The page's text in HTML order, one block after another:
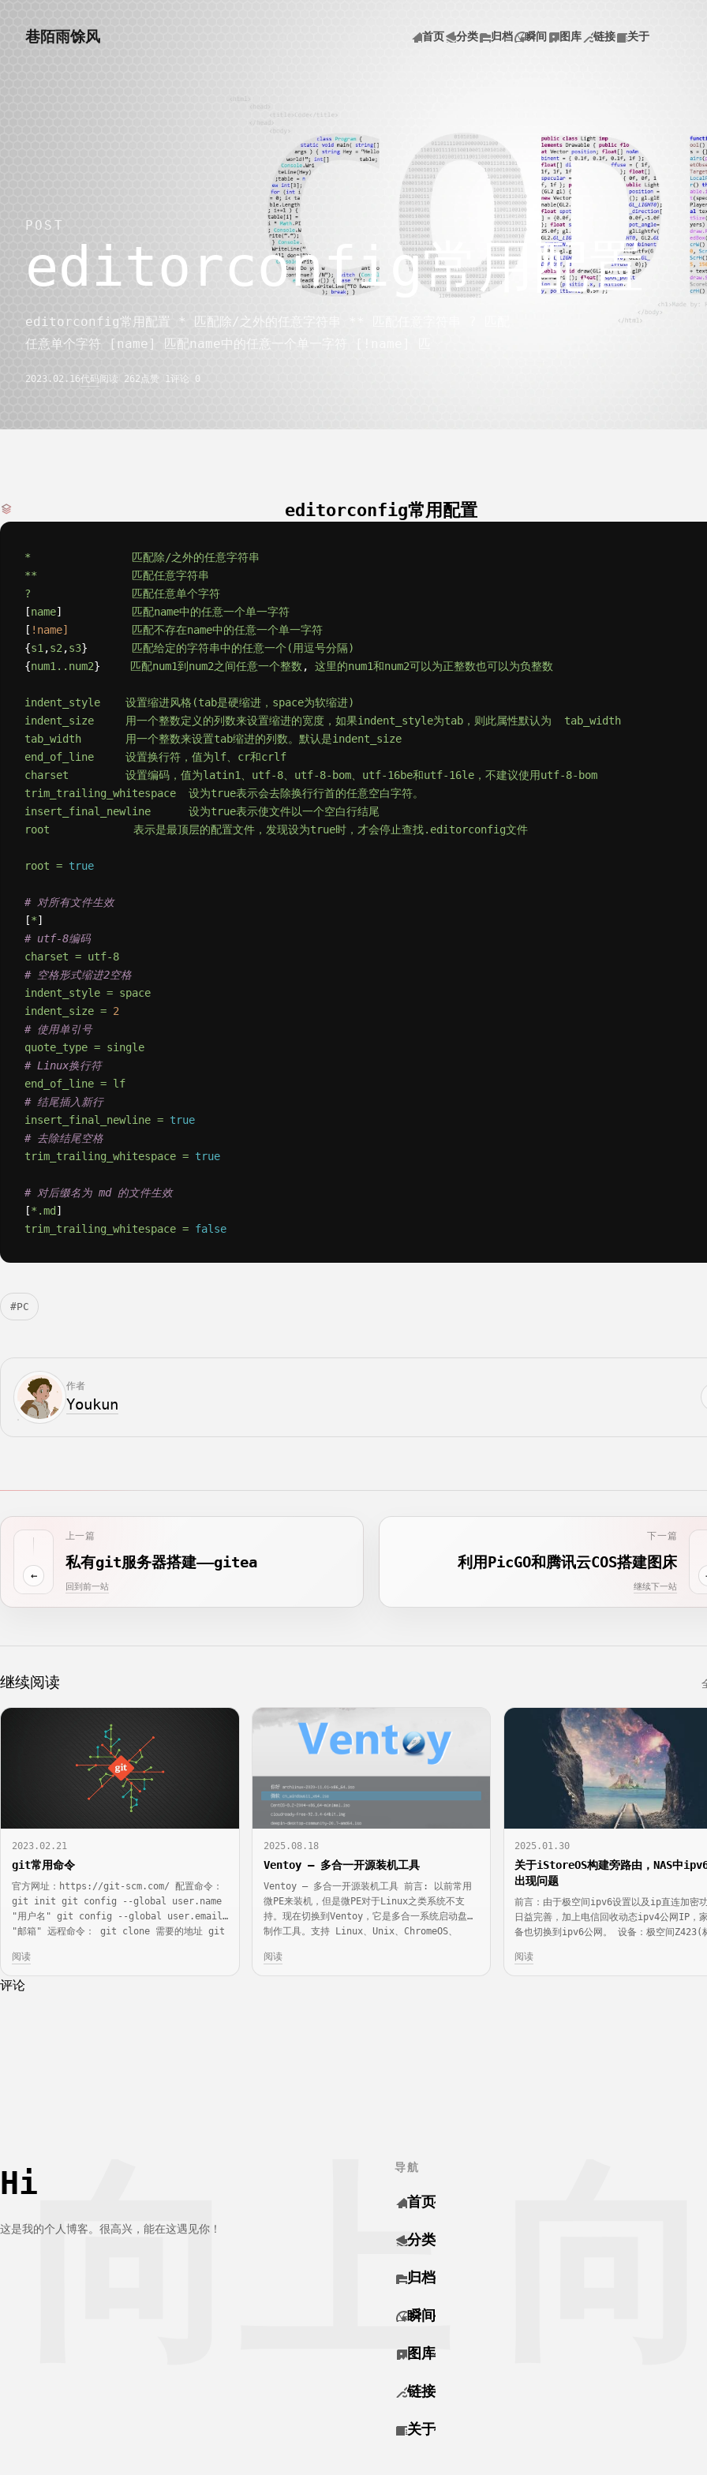
巷陌雨馀风 首页 分类 归档 瞬间 图库 链接 关于
归档
图库
POST
editorconfig常用配置
editorconfig常用配置 * 匹配除/之外的任意字符串 ** 匹配任意字符串 ? 匹配
任意单个字符 [name] 匹配name中的任意一个单一字符 [!name] 匹
2023.02.16代码 阅读 262 点赞 1评论 0
editorconfig常用配置
*
匹配除/之外的任意字符串
**
匹配任意字符串
?
匹配任意单个字符
[name]
匹配name中的任意一个单一字符
[ !name]
匹配不存在name中的任意一个单一字符
{s1 ,s2 ,s3}
匹配给定的字符串中的任意一个(用逗号分隔)
{num1..num2} 匹配num1到num2之间任意一个整数 , 这里的num1和num2可以为正整数也可以为负整数
indent_style
设置缩进风格(tab是硬缩进，space为软缩进)
indent_size
用一个整数定义的列数来设置缩进的宽度，如果indent_style为tab，则此属性默认为
tab_width
tab_width
用一个整数来设置tab缩进的列数。默认是indent_size
end_of_line
设置换行符，值为lf、cr和crlf
charset
设置编码，值为latin1、utf-8、utf-8-bom、utf-16be和utf-16le，不建议使用utf-8-bom
trim_trailing_whitespace
设为true表示会去除换行行首的任意空白字符。
insert_final_newline
设为true表示使文件以一个空白行结尾
root
表示是最顶层的配置文件，发现设为true时，才会停止查找.editorconfig文件
root = true
# 对所有文件生效
[*
# utf-8编码
charset = utf-8
# 空格形式缩进2空格
indent_style = space
indent_size = 2
# 使用单引号
quote_type = single
# Linux换行符
end_of_line = lf
# 结尾插入新行
insert_final_newline = true
# 去除结尾空格
trim_trailing_whitespace = true
# 对后缀名为 md 的文件生效
[*.md
trim_trailing_whitespace = false
#PC
作者
Youkun
←
上一篇
私有git服务器搭建——gitea
回到前一站
下一篇
利用PicGO和腾讯云COS搭建图床
继续下一站
继续阅读
2023.02.21
git常用命令
官方网址：https://git-scm.com/ 配置命令：
git init git config --global user.name
"用户名" git config --global user.email
"邮箱" 远程命令： git clone 需要的地址 git
阅读
2025.08.18
Ventoy – 多合一开源装机工具
Ventoy – 多合一开源装机工具 前言: 以前常用
微PE来装机，但是微PE对于Linux之类系统不支
持。现在切换到Ventoy，它是多合一系统启动盘的
制作工具。支持 Linux、Unix、ChromeOS、
台；对于使用者而言是非常友好和
阅读
2025.01.30
关于iStoreOS构建旁路由，NAS中
出现问题
前言：由于极空间ipv6设置以及ip直连加密
日益完善，加上电信回收动态ipv4公网IP，
备也切换到ipv6公网。 设备：极空间Z423(
的旁路由教程，这里切换ipv6，会出现连通
阅读
评论
向上
Hi
这是我的个人博客。很高兴，能在这遇见你！
导航
首页
分类
归档
瞬间
图库
链接
关于